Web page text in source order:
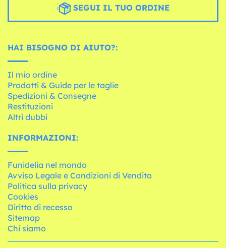
SEGUI IL TUO ORDINE
HAI BISOGNO DI AIUTO?:
Il mio ordine
Prodotti & Guide per le taglie
Spedizioni & Consegne
Restituzioni
Altri dubbi
INFORMAZIONI:
Funidelia nel mondo
Avviso Legale e Condizioni di Vendita
Politica sulla privacy
Cookies
Diritto di recesso
Sitemap
Chi siamo